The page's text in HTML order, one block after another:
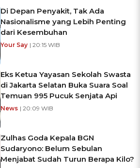
Di Depan Penyakit, Tak Ada
Nasionalisme yang Lebih Penting
dari Kesembuhan
Your Say | 20:15 WIB
Eks Ketua Yayasan Sekolah Swasta
di Jakarta Selatan Buka Suara Soal
Temuan 995 Pucuk Senjata Api
News | 20:09 WIB
Zulhas Goda Kepala BGN
Sudaryono: Belum Sebulan
Menjabat Sudah Turun Berapa Kilo?